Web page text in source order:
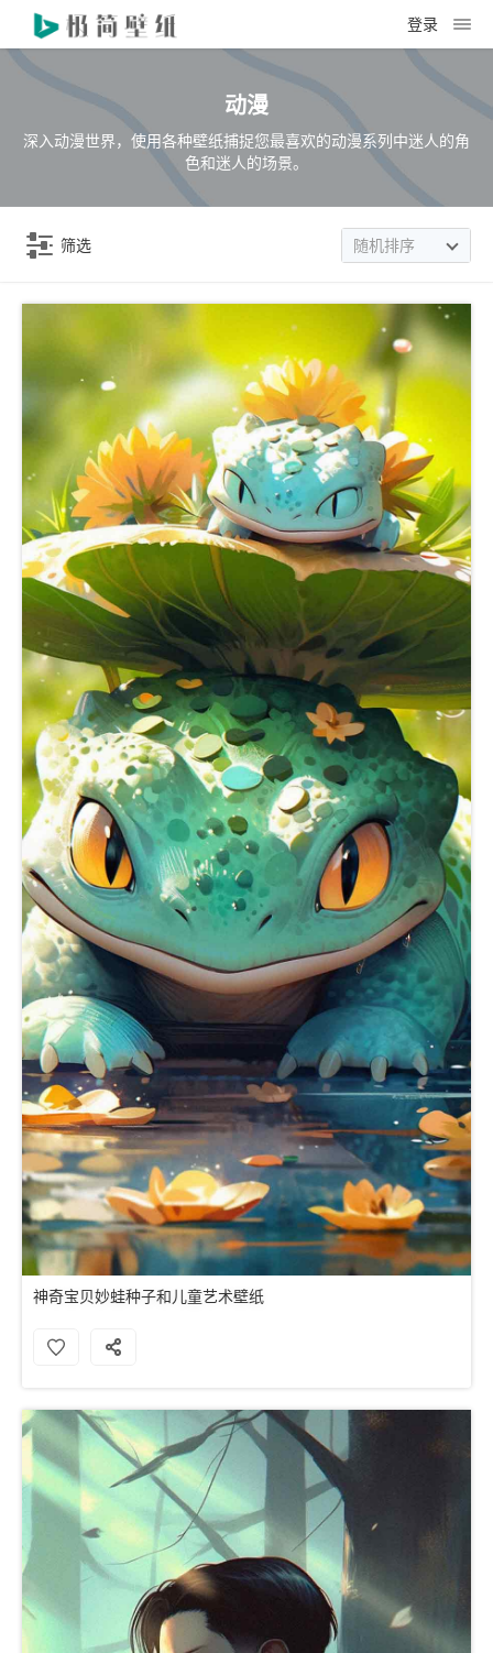
登录
动漫
深入动漫世界，使用各种壁纸捕捉您最喜欢的动漫系列中迷人的角
色和迷人的场景。
筛选 随机排序
神奇宝贝妙蛙种子和儿童艺术壁纸